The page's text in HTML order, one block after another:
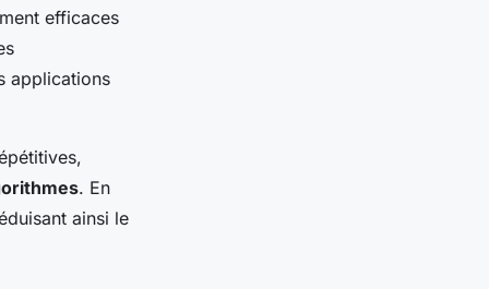
efficaces
applications
. En
ainsi le